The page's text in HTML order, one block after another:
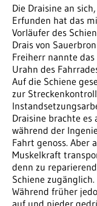
Die Draisine an
Erfunden hat das
Vorläufer des
Drais von
Freiherr nannte
Urahn des
Auf die Schiene
zur
Draisine brachte
während der
Fahrt genoss. Aber
Muskelkraft
denn zu
Schiene zugänglich.
Während früher
auf und nieder